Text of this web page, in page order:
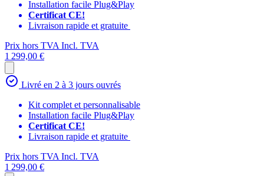
Installation facile Plug&Play
Certificat CE!
Livraison rapide et gratuite
Prix hors TVAIncl. TVA
1 299,00 €
Livré en 2 à 3 jours ouvrés
Kit complet et personnalisable
Installation facile Plug&Play
Certificat CE!
Livraison rapide et gratuite
Prix hors TVAIncl. TVA
1 299,00 €